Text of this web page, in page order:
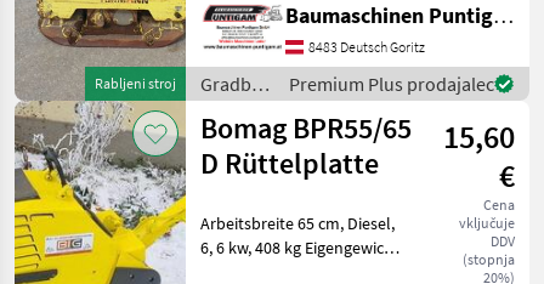
Rabljeni stroj
Eigengewicht: 388kg.
Referenznummer: 4252
Baumaschinen Puntigam
GmbH Unser Spezialgebiet:
Ankauf - Verk
Baumaschinen Puntigam GmbH
8483 Deutsch Goritz
Gradbeni
stroji /
Ammann
Premium Plus prodajalec
Bomag BPR55/65
D Rüttelplatte
15,60
€
Cena
vključuje
DDV
(stopnja
20%)
Arbeitsbreite 65 cm, Diesel,
6, 6 kw, 408 kg Eigengewicht